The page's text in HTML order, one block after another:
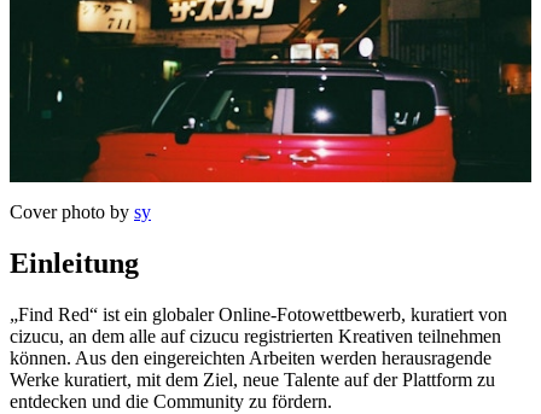
Cover photo by sy
Einleitung
„Find Red“ ist ein globaler Online-Fotowettbewerb, kuratiert von
cizucu, an dem alle auf cizucu registrierten Kreativen teilnehmen
können. Aus den eingereichten Arbeiten werden herausragende
Werke kuratiert, mit dem Ziel, neue Talente auf der Plattform zu
entdecken und die Community zu fördern.